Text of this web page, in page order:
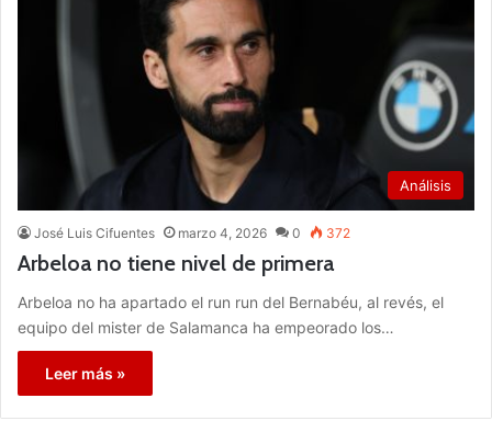
Análisis
José Luis Cifuentes marzo 4, 2026 0 372
Arbeloa no tiene nivel de primera
Arbeloa no ha apartado el run run del Bernabéu, al revés, el
equipo del mister de Salamanca ha empeorado los…
Leer más »